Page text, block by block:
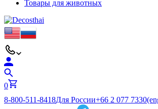
Товары для животных
0
8-800-511-8418Для России+66 2 077 7330